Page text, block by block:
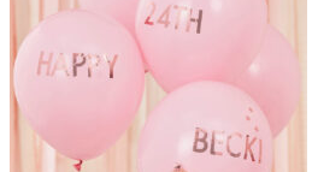
Mulighederne
kan
vælges
på
varesiden